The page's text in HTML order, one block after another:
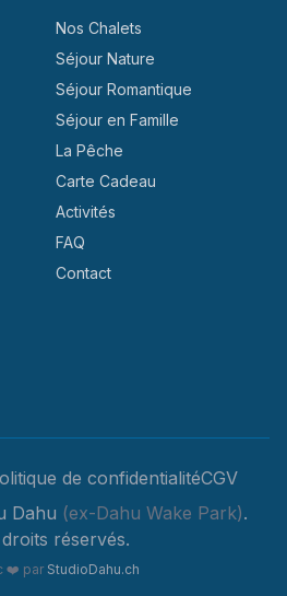
Nos Chalets
Séjour Nature
Séjour Romantique
Séjour en Famille
La Pêche
Carte Cadeau
Activités
FAQ
Contact
de confidentialitéCGV
Dahu (ex-Dahu Wake Park).
réservés.
❤️ par StudioDahu.ch